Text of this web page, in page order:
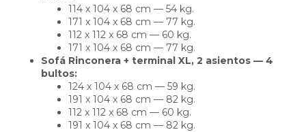
114 x 104 x 68 cm — 54 kg.
171 x 104 x 68 cm — 77 kg.
112 x 112 x 68 cm — 60 kg.
171 x 104 x 68 cm — 77 kg.
Sofá Rinconera + terminal XL, 2 asientos — 4
bultos:
124 x 104 x 68 cm — 59 kg.
191 x 104 x 68 cm — 82 kg.
112 x 112 x 68 cm — 60 kg.
191 x 104 x 68 cm — 82 kg.